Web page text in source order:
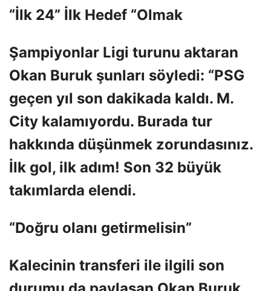
“İlk 24” İlk Hedef “Olmak
Şampiyonlar Ligi turunu aktaran
Okan Buruk şunları söyledi: “PSG
geçen yıl son dakikada kaldı. M.
City kalamıyordu. Burada tur
hakkında düşünmek zorundasınız.
İlk gol, ilk adım! Son 32 büyük
takımlarda elendi.
“Doğru olanı getirmelisin”
Kalecinin transferi ile ilgili son